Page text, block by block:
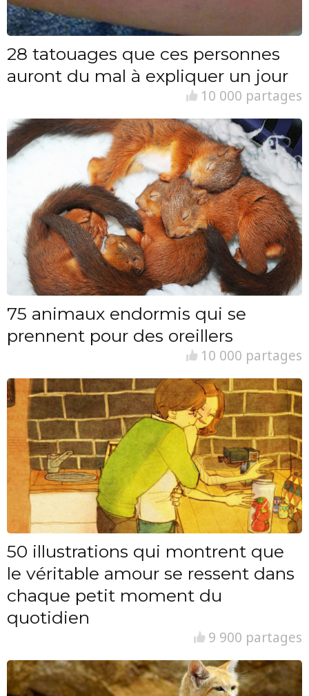
28 tatouages que ces personnes
auront du mal à expliquer un jour
10 000 partages
75 animaux endormis qui se
prennent pour des oreillers
10 000 partages
50 illustrations qui montrent que
le véritable amour se ressent dans
chaque petit moment du
quotidien
9 900 partages